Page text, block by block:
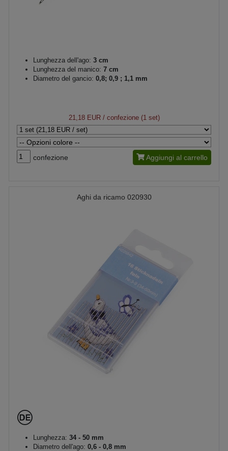
Lunghezza dell'ago: 3 cm
Lunghezza del manico: 7 cm
Diametro del gancio: 0,8; 0,9 ; 1,1 mm
21,18 EUR/ confezione (1 set)
confezione Aggiungi al carrello
Aghi da ricamo 020930
Lunghezza: 34 - 50 mm
Diametro dell'ago: 0,6 - 0,8 mm